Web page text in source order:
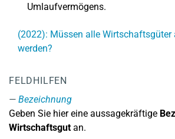
Umlaufvermögens.
(2022): Müssen alle Wirtschaftsgüter
werden?
FELDHILFEN
Bezeichnung
Geben Sie hier eine aussagekräftige
Wirtschaftsgutan.